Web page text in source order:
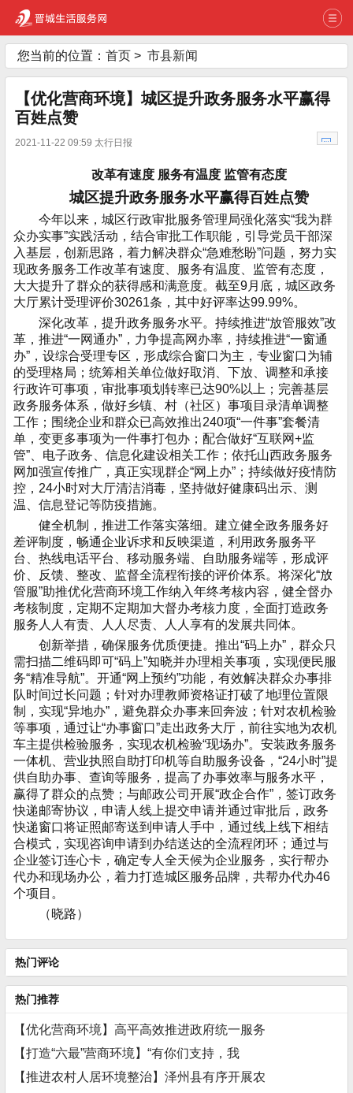
您当前的位置： 首页 > 市县新闻
【优化营商环境】城区提升政务服务水平赢得
百姓点赞
2021-11-22 09:59 太行日报
改革有速度 服务有温度 监管有态度
城区提升政务服务水平赢得百姓点赞
今年以来，城区行政审批服务管理局强化落实“我为群
众办实事”实践活动，结合审批工作职能，引导党员干部深
入基层，创新思路，着力解决群众“急难愁盼”问题，努力实
现政务服务工作改革有速度、服务有温度、监管有态度，
大大提升了群众的获得感和满意度。截至9月底，城区政务
大厅累计受理评价30261条，其中好评率达99.99%。
深化改革，提升政务服务水平。持续推进“放管服效”改
革，推进“一网通办”，力争提高网办率，持续推进“一窗通
办”，设综合受理专区，形成综合窗口为主，专业窗口为辅
的受理格局；统筹相关单位做好取消、下放、调整和承接
行政许可事项，审批事项划转率已达90%以上；完善基层
政务服务体系，做好乡镇、村（社区）事项目录清单调整
工作；围绕企业和群众已高效推出240项“一件事”套餐清
单，变更多事项为一件事打包办；配合做好“互联网+监
管”、电子政务、信息化建设相关工作；依托山西政务服务
网加强宣传推广，真正实现群企“网上办”；持续做好疫情防
控，24小时对大厅清洁消毒，坚持做好健康码出示、测
温、信息登记等防疫措施。
健全机制，推进工作落实落细。建立健全政务服务好
差评制度，畅通企业诉求和反映渠道，利用政务服务平
台、热线电话平台、移动服务端、自助服务端等，形成评
价、反馈、整改、监督全流程衔接的评价体系。将深化“放
管服”助推优化营商环境工作纳入年终考核内容，健全督办
考核制度，定期不定期加大督办考核力度，全面打造政务
服务人人有责、人人尽责、人人享有的发展共同体。
创新举措，确保服务优质便捷。推出“码上办”，群众只
需扫描二维码即可“码上”知晓并办理相关事项，实现便民服
务“精准导航”。开通“网上预约”功能，有效解决群众办事排
队时间过长问题；针对办理教师资格证打破了地理位置限
制，实现“异地办”，避免群众办事来回奔波；针对农机检验
等事项，通过让“办事窗口”走出政务大厅，前往实地为农机
车主提供检验服务，实现农机检验“现场办”。安装政务服务
一体机、营业执照自助打印机等自助服务设备，“24小时”提
供自助办事、查询等服务，提高了办事效率与服务水平，
赢得了群众的点赞；与邮政公司开展“政企合作”，签订政务
快递邮寄协议，申请人线上提交申请并通过审批后，政务
快递窗口将证照邮寄送到申请人手中，通过线上线下相结
合模式，实现咨询申请到办结送达的全流程闭环；通过与
企业签订连心卡，确定专人全天候为企业服务，实行帮办
代办和现场办公，着力打造城区服务品牌，共帮办代办46
个项目。
（晓路）
热门评论
热门推荐
【优化营商环境】高平高效推进政府统一服务
【打造“六最”营商环境】“有你们支持，我
【推进农村人居环境整治】泽州县有序开展农